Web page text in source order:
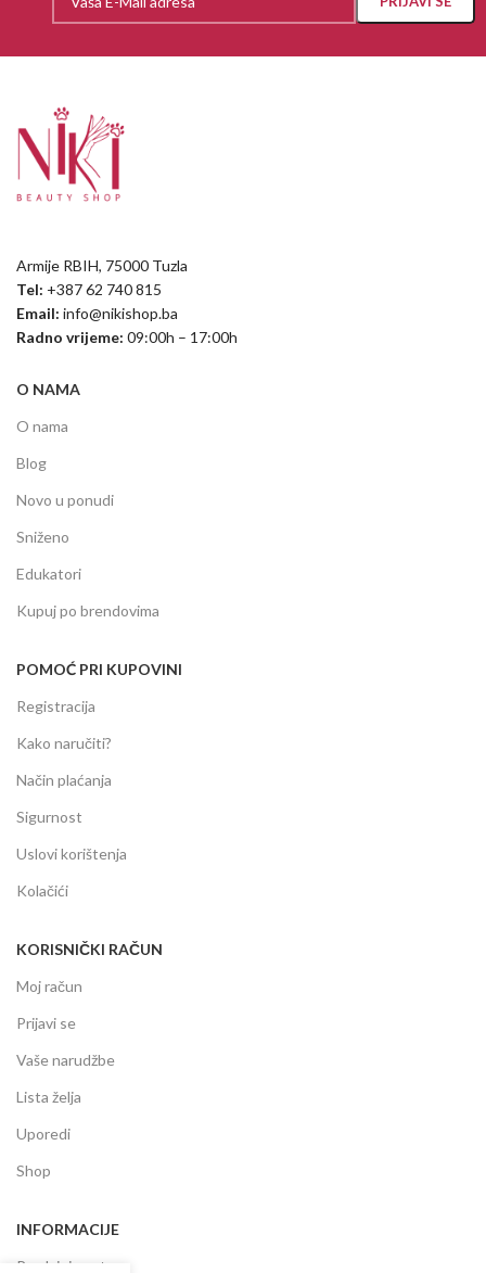
Armije RBIH, 75000 Tuzla
Tel: +387 62 740 815
Email: info@nikishop.ba
Radno vrijeme: 09:00h – 17:00h
O NAMA
O nama
Blog
Novo u ponudi
Sniženo
Edukatori
Kupuj po brendovima
POMOĆ PRI KUPOVINI
Registracija
Kako naručiti?
Način plaćanja
Sigurnost
Uslovi korištenja
Kolačići
KORISNIČKI RAČUN
Moj račun
Prijavi se
Vaše narudžbe
Lista želja
Uporedi
Shop
INFORMACIJE
Prodajni centar